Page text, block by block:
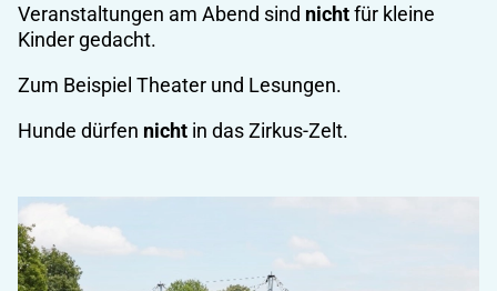
Veranstaltungen am Abend sind nichtfür kleine
Kinder gedacht.
Zum Beispiel Theater und Lesungen.
Hunde dürfen nicht in das Zirkus-Zelt.